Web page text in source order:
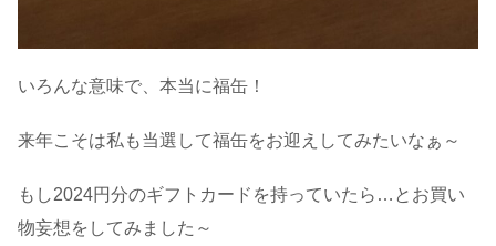
いろんな意味で、本当に福缶！
来年こそは私も当選して福缶をお迎えしてみたいなぁ～
もし2024円分のギフトカードを持っていたら…とお買い
物妄想をしてみました～